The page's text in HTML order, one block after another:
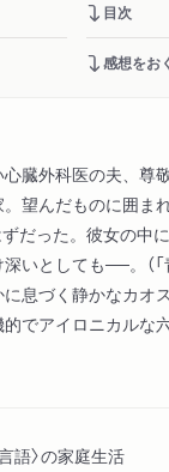
目次
感想をお
臓外科医の夫、尊
望んだものに囲ま
だった。彼女の中
いとしても──。（「
息づく静かなカオ
でアイロニカルな
語〉の家庭生活